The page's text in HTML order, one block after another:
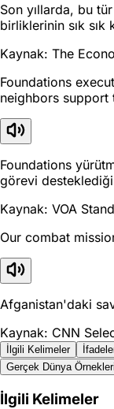
Son yıllarda, bu
birliklerinin sık
Kaynak: The
Foundations
neighbors support
Foundations
görevi
Kaynak: VOA
Our combat
Afganistan'daki
Kaynak: CNN
İlgili Kelimeler
Gerçek Dünya Örnekleri
İlgili Kelimeler